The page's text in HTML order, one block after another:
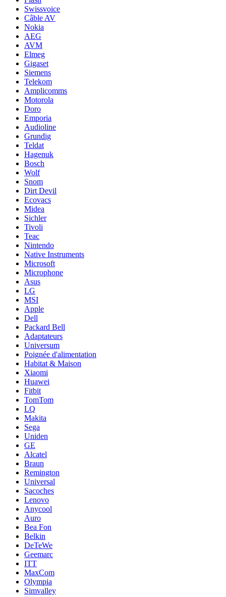
Swissvoice
Câble AV
Nokia
AEG
AVM
Elmeg
Gigaset
Siemens
Telekom
Amplicomms
Motorola
Doro
Emporia
Audioline
Grundig
Teldat
Hagenuk
Bosch
Wolf
Snom
Dirt Devil
Ecovacs
Midea
Sichler
Tivoli
Teac
Nintendo
Native Instruments
Microsoft
Microphone
Asus
LG
MSI
Apple
Dell
Packard Bell
Adaptateurs
Universum
Poignée d'alimentation
Habitat & Maison
Xiaomi
Huawei
Fitbit
TomTom
LQ
Makita
Sega
Uniden
GE
Alcatel
Braun
Remington
Universal
Sacoches
Lenovo
Anycool
Auro
Bea Fon
Belkin
DeTeWe
Geemarc
ITT
MaxCom
Olympia
Simvalley